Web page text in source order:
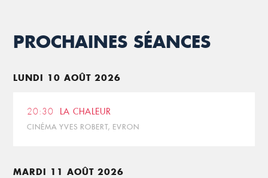
PROCHAINES SÉANCES
LUNDI 10 AOÛT 2026
20:30 LA CHALEUR
CINÉMA YVES ROBERT, EVRON
MARDI 11 AOÛT 2026